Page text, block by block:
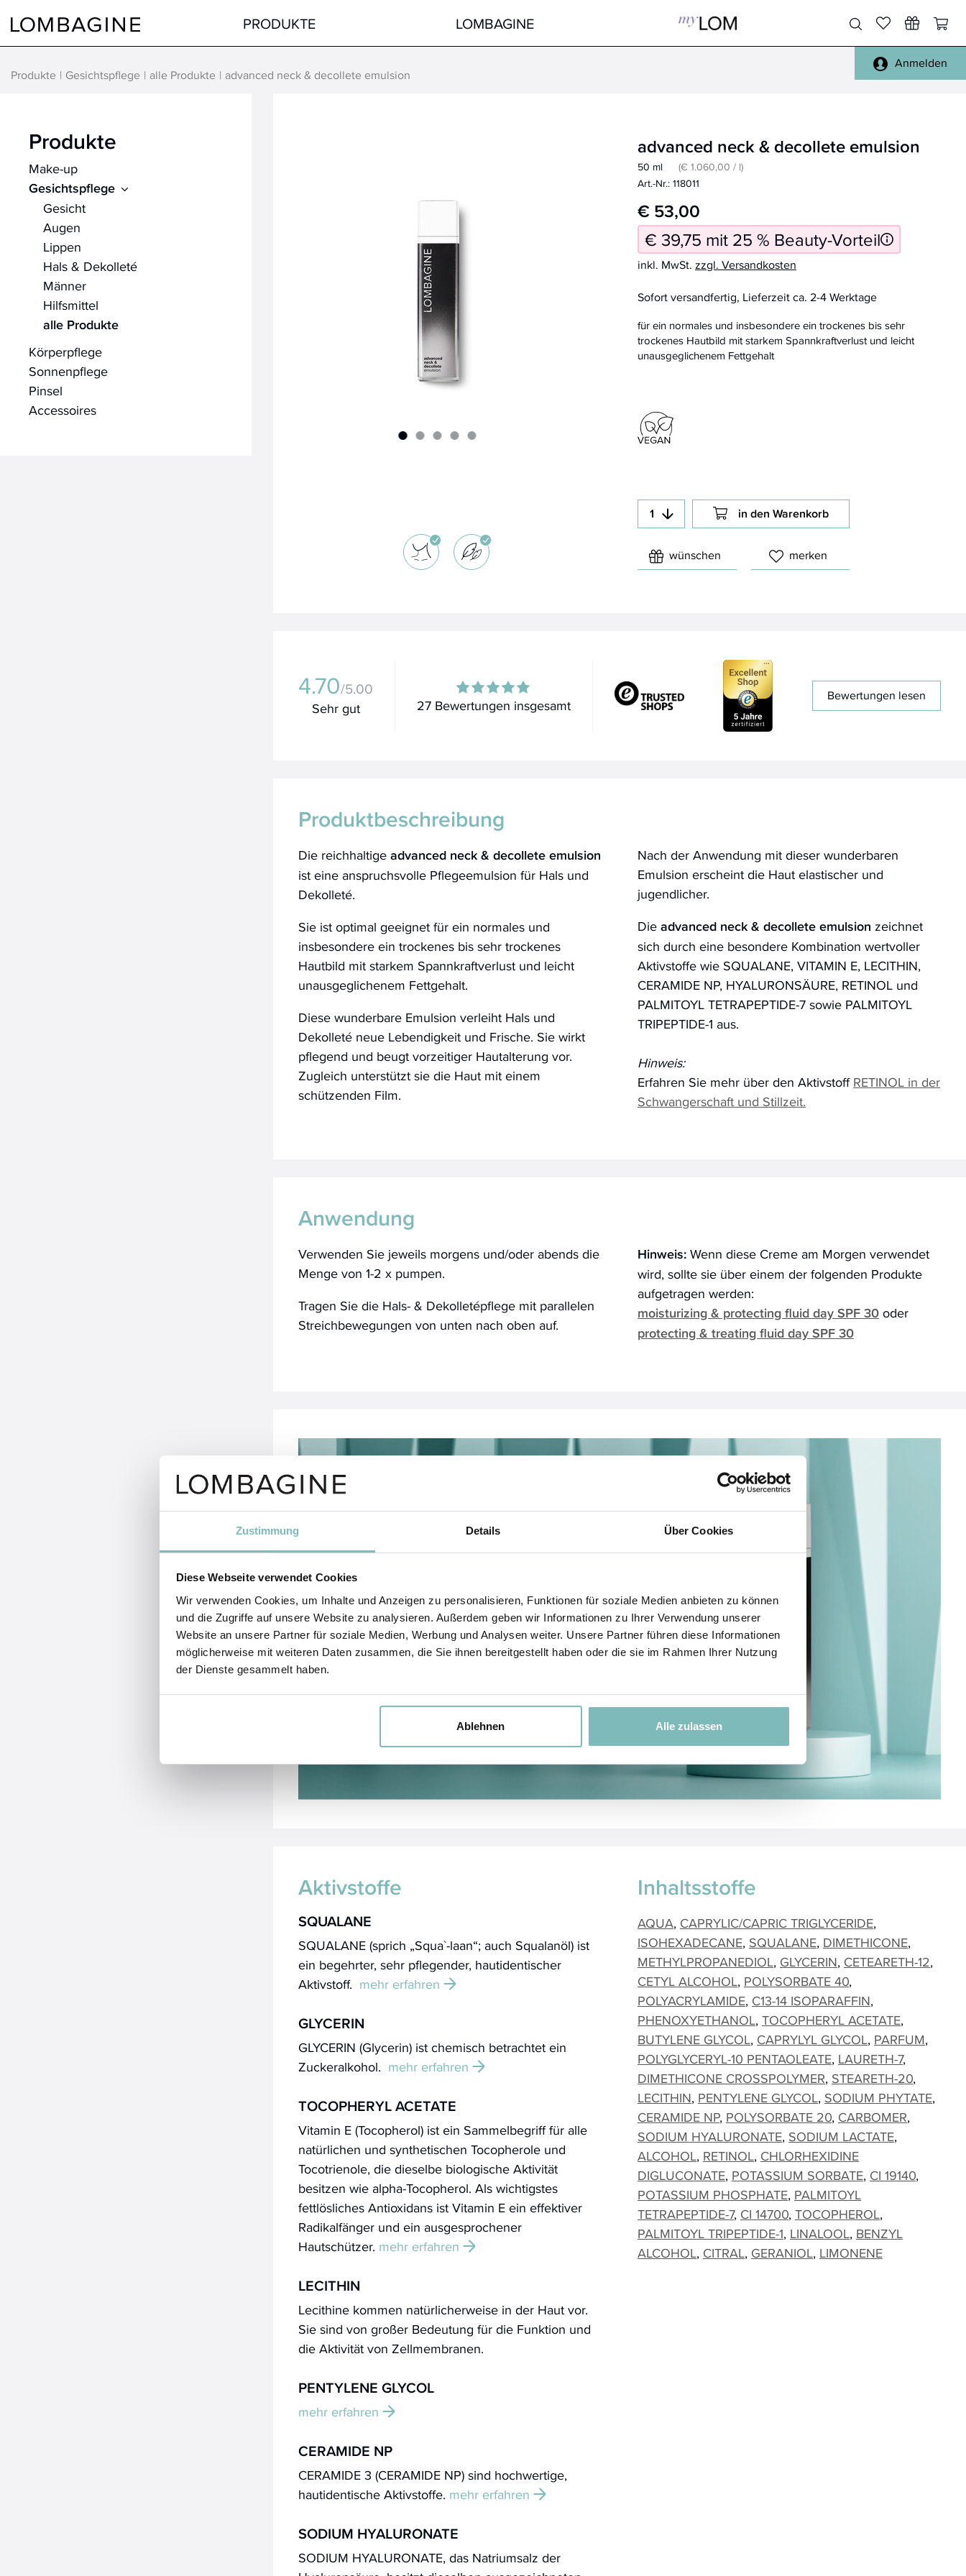
Zustimmung Details Über Cookies
Diese Webseite verwendet Cookies
Wir verwenden Cookies, um Inhalte und Anzeigen zu personalisieren, Funktionen für soziale Medien anbieten zu können
und die Zugriffe auf unsere Website zu analysieren. Außerdem geben wir Informationen zu Ihrer Verwendung unserer
Website an unsere Partner für soziale Medien, Werbung und Analysen weiter. Unsere Partner führen diese Informationen
möglicherweise mit weiteren Daten zusammen, die Sie ihnen bereitgestellt haben oder die sie im Rahmen Ihrer Nutzung
der Dienste gesammelt haben.
Ablehnen Alle zulassen
PRODUKTE
Lippen
Haare
alle Produkte
Pinsel Lippen
Pinsel Sets
Pinsel Reinigung
alle Pinsel
Schwämmchen
Haare
Reisen
Handtücher, Bademäntel
Sonstiges
LOMBAGINE
Anmelden
Produkte Gesichtspflege alle Produkte advanced neck & decollete emulsion
Produkte
Make-up
Gesichtspflege
Gesicht
Augen
Lippen
Hals & Dekolleté
Männer
Hilfsmittel
alle Produkte
Körperpflege
Sonnenpflege
Pinsel
Accessoires
advanced neck & decollete emulsion
50 ml
(€ 1.060,00 / l)
Art.-Nr.: 118011
für ein normales und insbesondere ein trockenes bis sehr
trockenes Hautbild mit starkem Spannkraftverlust und leicht
unausgeglichenem Fettgehalt
€ 53,00
€ 39,75 mit 25 % Beauty-Vorteil
inkl. MwSt. zzgl. Versandkosten
Sofort versandfertig, Lieferzeit ca. 2-4 Werktage
in den Warenkorb
wünschen merken
4.70/5.00
Sehr gut 27 Bewertungen insgesamt
Bewertungen lesen
Produktbeschreibung
Die reichhaltige advanced neck & decollete emulsion
ist eine anspruchsvolle Pflegeemulsion für Hals und
Dekolleté.
Sie ist optimal geeignet für ein normales und
insbesondere ein trockenes bis sehr trockenes
Hautbild mit starkem Spannkraftverlust und leicht
unausgeglichenem Fettgehalt.
Diese wunderbare Emulsion verleiht Hals und
Dekolleté neue Lebendigkeit und Frische. Sie wirkt
pflegend und beugt vorzeitiger Hautalterung vor.
Zugleich unterstützt sie die Haut mit einem
schützenden Film.
Nach der Anwendung mit dieser wunderbaren
Emulsion erscheint die Haut elastischer und
jugendlicher.
Die advanced neck & decollete emulsion zeichnet
sich durch eine besondere Kombination wertvoller
Aktivstoffe wie SQUALANE, VITAMIN E, LECITHIN,
CERAMIDE NP, HYALURONSÄURE, RETINOL und
PALMITOYL TETRAPEPTIDE-7 sowie PALMITOYL
TRIPEPTIDE-1 aus.
Hinweis:
Erfahren Sie mehr über den Aktivstoff RETINOL in der
Schwangerschaft und Stillzeit.
Anwendung
Verwenden Sie jeweils morgens und/oder abends die
Menge von 1-2 x pumpen.
Tragen Sie die Hals- & Dekolletépflege mit parallelen
Streichbewegungen von unten nach oben auf.
Hinweis: Wenn diese Creme am Morgen verwendet
wird, sollte sie über einem der folgenden Produkte
aufgetragen werden:
moisturizing & protecting fluid day SPF 30 oder
protecting & treating fluid day SPF 30
Aktivstoffe
SQUALANE
SQUALANE (sprich „Squa`-laan“; auch Squalanöl) ist
ein begehrter, sehr pflegender, hautidentischer
Aktivstoff. mehr erfahren
GLYCERIN
GLYCERIN (Glycerin) ist chemisch betrachtet ein
Zuckeralkohol. mehr erfahren
TOCOPHERYL ACETATE
Vitamin E (Tocopherol) ist ein Sammelbegriff für alle
natürlichen und synthetischen Tocopherole und
Tocotrienole, die dieselbe biologische Aktivität
besitzen wie alpha-Tocopherol. Als wichtigstes
fettlösliches Antioxidans ist Vitamin E ein effektiver
Radikalfänger und ein ausgesprochener
Hautschützer. mehr erfahren
LECITHIN
Lecithine kommen natürlicherweise in der Haut vor.
Sie sind von großer Bedeutung für die Funktion und
die Aktivität von Zellmembranen.
PENTYLENE GLYCOL
mehr erfahren
CERAMIDE NP
CERAMIDE 3 (CERAMIDE NP) sind hochwertige,
hautidentische Aktivstoffe. mehr erfahren
SODIUM HYALURONATE
SODIUM HYALURONATE, das Natriumsalz der
Inhaltsstoffe
AQUA CAPRYLIC/CAPRIC TRIGLYCERIDE
ISOHEXADECANE SQUALANE DIMETHICONE
METHYLPROPANEDIOL GLYCERIN CETEARETH-12
CETYL ALCOHOL POLYSORBATE 40
POLYACRYLAMIDE C13-14 ISOPARAFFIN
PHENOXYETHANOL TOCOPHERYL ACETATE
BUTYLENE GLYCOL CAPRYLYL GLYCOL PARFUM
POLYGLYCERYL-10 PENTAOLEATE LAURETH-7
DIMETHICONE CROSSPOLYMER STEARETH-20
LECITHIN PENTYLENE GLYCOL SODIUM PHYTATE
CERAMIDE NP POLYSORBATE 20 CARBOMER
SODIUM HYALURONATE SODIUM LACTATE
ALCOHOL RETINOL CHLORHEXIDINE
DIGLUCONATE POTASSIUM SORBATE CI 19140
POTASSIUM PHOSPHATE PALMITOYL
TETRAPEPTIDE-7 CI 14700 TOCOPHEROL
PALMITOYL TRIPEPTIDE-1 LINALOOL BENZYL
ALCOHOL CITRAL GERANIOL LIMONENE